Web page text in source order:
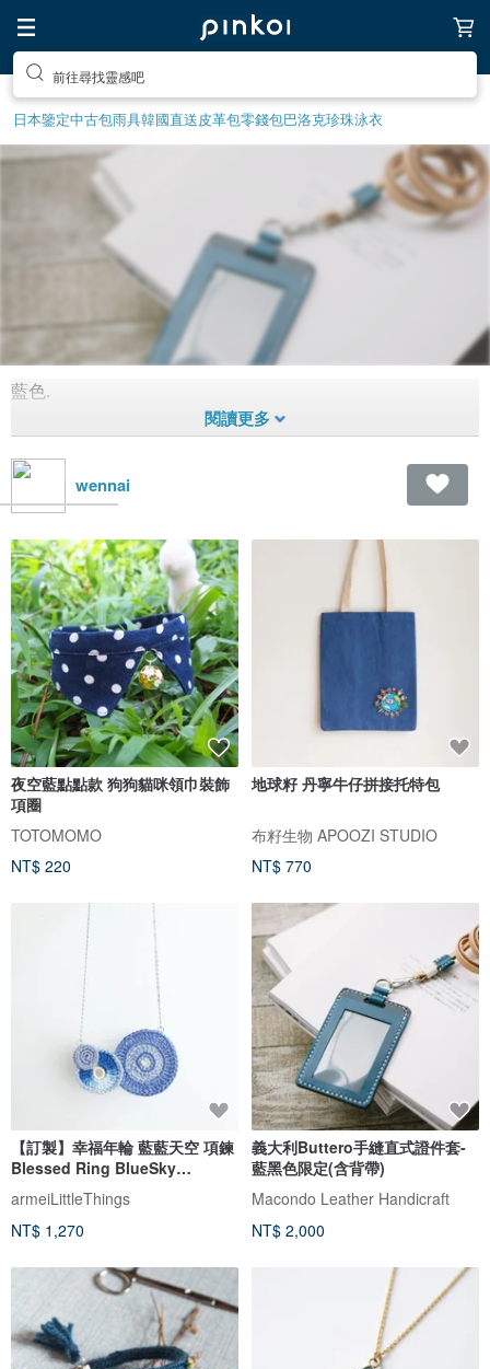
前往尋找靈感吧
日本鑒定中古包雨具韓國直送皮革包零錢包巴洛克珍珠泳衣
前拼貼
藍色.
wennai
夜空藍點點款 狗狗貓咪領巾裝飾
項圈
TOTOMOMO
NT$ 220
地球籽 丹寧牛仔拼接托特包
布籽生物 APOOZI STUDIO
NT$ 770
【訂製】幸福年輪 藍藍天空 項鍊
Blessed Ring BlueSky
Necklace
armeiLittleThings
NT$ 1,270
義大利Buttero手縫直式證件套-
藍黑色限定(含背帶)
Macondo Leather Handicraft
NT$ 2,000